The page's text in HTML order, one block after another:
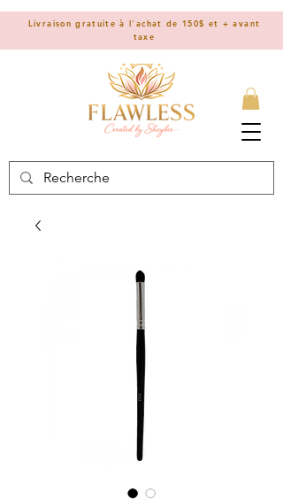
Livraison gratuite à l'achat de 150$ et + avant
taxe